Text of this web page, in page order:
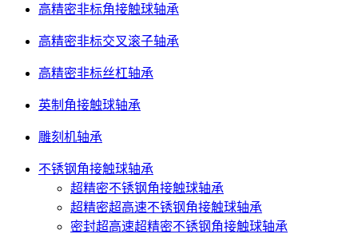
高精密非标角接触球轴承
高精密非标交叉滚子轴承
高精密非标丝杠轴承
英制角接触球轴承
雕刻机轴承
不锈钢角接触球轴承
超精密不锈钢角接触球轴承
超精密超高速不锈钢角接触球轴承
密封超高速超精密不锈钢角接触球轴承